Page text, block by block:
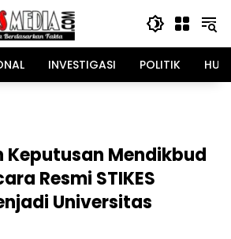
INVESTIGASI POLITIK
Keputusan Mendikbud
Resmi STIKES
Universitas